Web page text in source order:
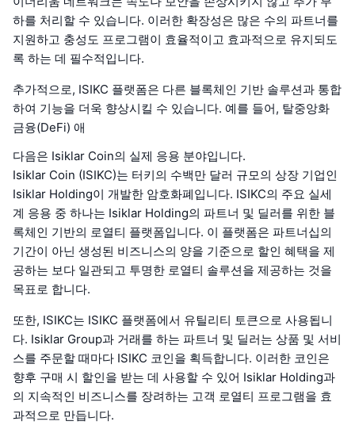
하를 처리할 수 있습니다. 이러한 확장성은 많은 수의 파트너를
지원하고 충성도 프로그램이 효율적이고 효과적으로 유지되도
록 하는 데 필수적입니다.
추가적으로, ISIKC 플랫폼은 다른 블록체인 기반 솔루션과 통합
하여 기능을 더욱 향상시킬 수 있습니다. 예를 들어, 탈중앙화
금융(DeFi) 애
다음은 Isiklar Coin의 실제 응용 분야입니다.
Isiklar Coin (ISIKC)는 터키의 수백만 달러 규모의 상장 기업인
Isiklar Holding이 개발한 암호화폐입니다. ISIKC의 주요 실세
계 응용 중 하나는 Isiklar Holding의 파트너 및 딜러를 위한 블
록체인 기반의 로열티 플랫폼입니다. 이 플랫폼은 파트너십의
기간이 아닌 생성된 비즈니스의 양을 기준으로 할인 혜택을 제
공하는 보다 일관되고 투명한 로열티 솔루션을 제공하는 것을
목표로 합니다.
또한, ISIKC는 ISIKC 플랫폼에서 유틸리티 토큰으로 사용됩니
다. Isiklar Group과 거래를 하는 파트너 및 딜러는 상품 및 서비
스를 주문할 때마다 ISIKC 코인을 획득합니다. 이러한 코인은
향후 구매 시 할인을 받는 데 사용할 수 있어 Isiklar Holding과
의 지속적인 비즈니스를 장려하는 고객 로열티 프로그램을 효
과적으로 만듭니다.